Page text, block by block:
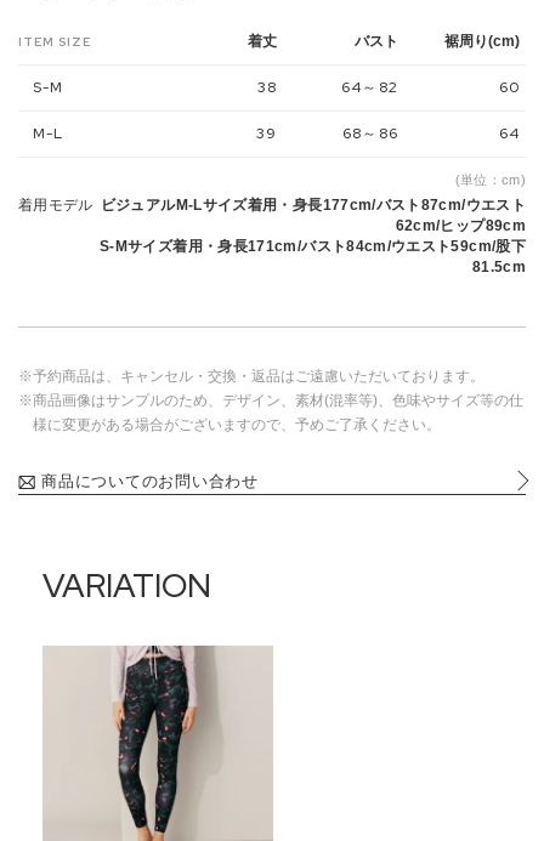
ITEM SIZE 着丈 バスト 裾周り(cm)
S-M 38 64～82 60
M-L 39 68～86 64
(単位：cm)
着用モデル
ビジュアルM-Lサイズ着用・身長177cm/バスト87cm/ウエスト
62cm/ヒップ89cm
S-Mサイズ着用・身長171cm/バスト84cm/ウエスト59cm/股下
81.5cm
※予約商品は、キャンセル・交換・返品はご遠慮いただいております。
※商品画像はサンプルのため、デザイン、素材(混率等)、色味やサイズ等の仕
様に変更がある場合がございますので、予めご了承ください。
商品についてのお問い合わせ
VARIATION